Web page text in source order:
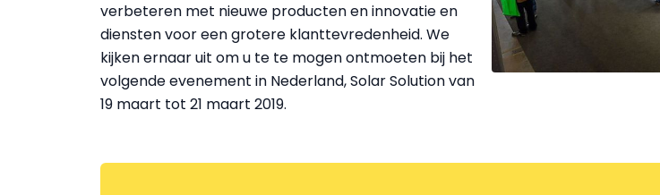
verbeteren met nieuwe producten en innovatie en
diensten voor een grotere klanttevredenheid. We
kijken ernaar uit om u te te mogen ontmoeten bij het
volgende evenement in Nederland, Solar Solution van
19 maart tot 21 maart 2019.